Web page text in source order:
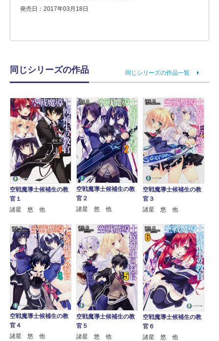
発売日：2017年03月18日
同じシリーズの作品 同じシリーズの作品一覧
空戦魔導士候補生の教
官１
諸星 悠 他
空戦魔導士候補生の教
官２
諸星 悠 他
空戦魔導士候補生の教
官３
諸星 悠 他
空戦魔導士候補生の教
官４
諸星 悠 他
空戦魔導士候補生の教
官５
諸星 悠 他
空戦魔導士候補生の教
官６
諸星 悠 他